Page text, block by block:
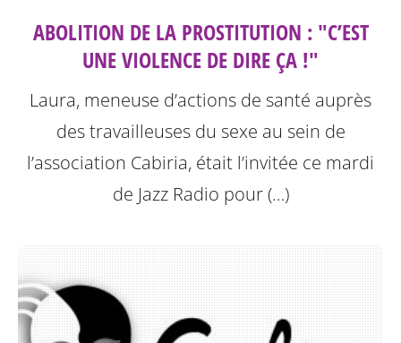
ABOLITION DE LA PROSTITUTION : "C’EST
UNE VIOLENCE DE DIRE ÇA !"
Laura, meneuse d’actions de santé auprès
des travailleuses du sexe au sein de
l’association Cabiria, était l’invitée ce mardi
de Jazz Radio pour (…)